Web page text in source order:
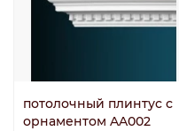
потолочный плинтус с
орнаментом AA002